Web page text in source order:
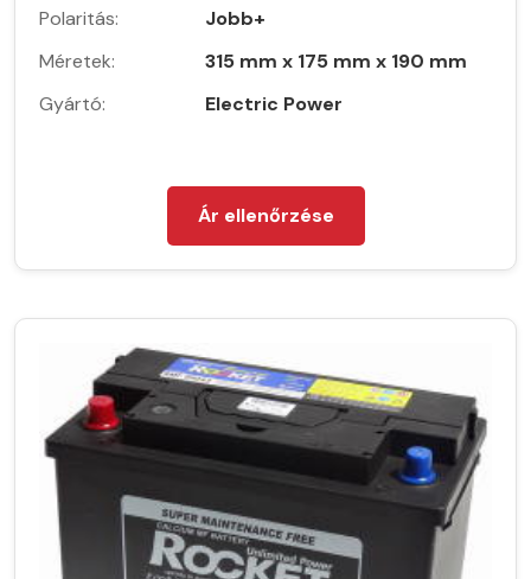
Polaritás:
Jobb+
Méretek:
315 mm x 175 mm x 190 mm
Gyártó:
Electric Power
Ár ellenőrzése